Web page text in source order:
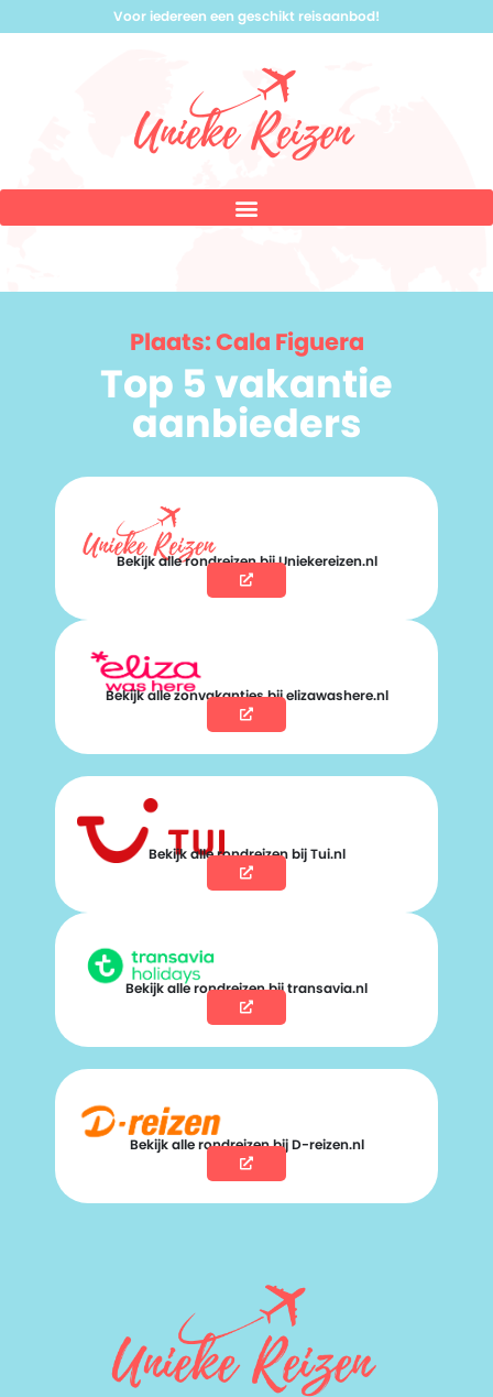
Voor iedereen een geschikt reisaanbod!
Plaats: Cala Figuera
Top 5 vakantie
aanbieders
Bekijk alle rondreizen bij Uniekereizen.nl
Bekijk alle zonvakanties bij elizawashere.nl
Bekijk alle rondreizen bij Tui.nl
Bekijk alle rondreizen bij transavia.nl
Bekijk alle rondreizen bij D-reizen.nl